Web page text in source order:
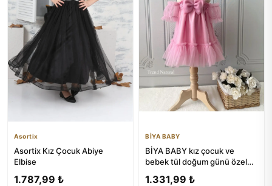
Asortix
Asortix Kız Çocuk Abiye
Elbise
1.787,99 ₺
BİYA BABY
BİYA BABY kız çocuk ve
bebek tül doğum günü özel
1.331,99 ₺